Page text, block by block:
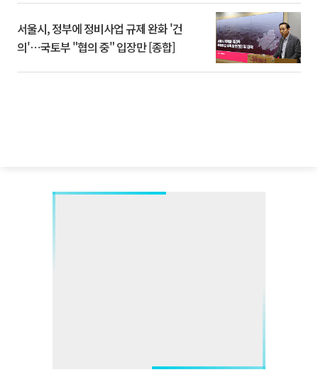
서울시, 정부에 정비사업 규제 완화 '건
의'⋯국토부 "협의 중" 입장만 [종합]